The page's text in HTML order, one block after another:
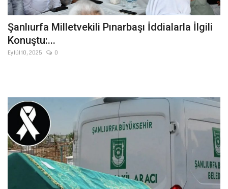
Şanlıurfa Milletvekili Pınarbaşı İddialarla İlgili
Konuştu:...
Eylül 10, 2025 0